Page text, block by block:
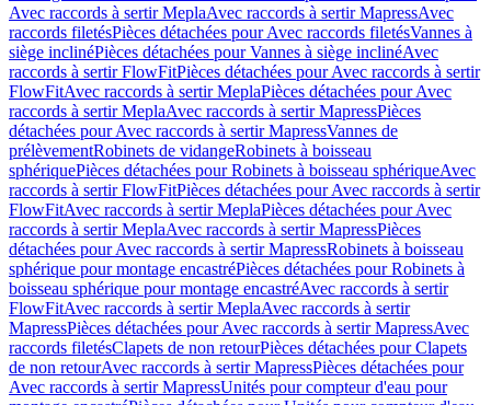
Avec raccords à sertir MeplaAvec raccords à sertir MapressAvec
raccords filetésPièces détachées pour Avec raccords filetésVannes à
siège inclinéPièces détachées pour Vannes à siège inclinéAvec
raccords à sertir FlowFitPièces détachées pour Avec raccords à sertir
FlowFitAvec raccords à sertir MeplaPièces détachées pour Avec
raccords à sertir MeplaAvec raccords à sertir MapressPièces
détachées pour Avec raccords à sertir MapressVannes de
prélèvementRobinets de vidangeRobinets à boisseau
sphériquePièces détachées pour Robinets à boisseau sphériqueAvec
raccords à sertir FlowFitPièces détachées pour Avec raccords à sertir
FlowFitAvec raccords à sertir MeplaPièces détachées pour Avec
raccords à sertir MeplaAvec raccords à sertir MapressPièces
détachées pour Avec raccords à sertir MapressRobinets à boisseau
sphérique pour montage encastréPièces détachées pour Robinets à
boisseau sphérique pour montage encastréAvec raccords à sertir
FlowFitAvec raccords à sertir MeplaAvec raccords à sertir
MapressPièces détachées pour Avec raccords à sertir MapressAvec
raccords filetésClapets de non retourPièces détachées pour Clapets
de non retourAvec raccords à sertir MapressPièces détachées pour
Avec raccords à sertir MapressUnités pour compteur d'eau pour